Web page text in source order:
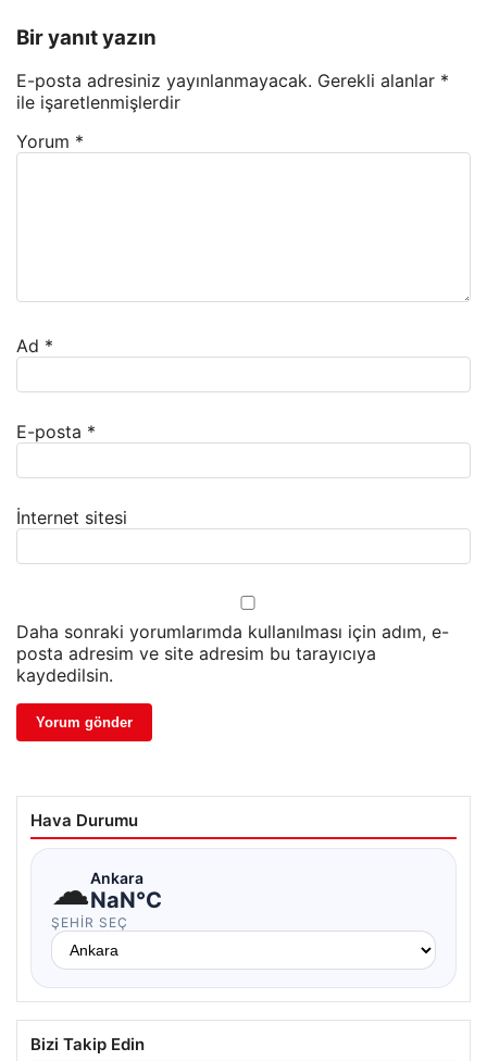
Bir yanıt yazın
E-posta adresiniz yayınlanmayacak. Gerekli alanlar *
ile işaretlenmişlerdir
Yorum *
Ad *
E-posta *
İnternet sitesi
Daha sonraki yorumlarımda kullanılması için adım, e-
posta adresim ve site adresim bu tarayıcıya
kaydedilsin.
Hava Durumu
☁Ankara
NaN°C
ŞEHIR SEÇ
Bizi Takip Edin